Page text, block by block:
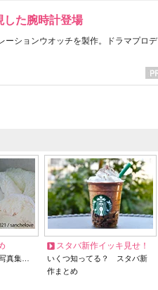
した腕時計登場
ーションウオッチを製作。ドラマプロデ
真集…
スタバ新作イッキ見せ！
いくつ知ってる？ スタバ新
作まとめ